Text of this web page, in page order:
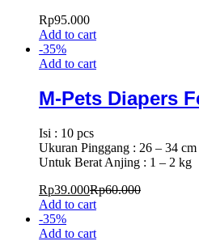
Rp95.000
Add to cart
-35%
Add to cart
M-Pets Diapers
Isi : 10 pcs
Ukuran Pinggang : 26 – 34 cm
Untuk Berat Anjing : 1 – 2 kg
Rp39.000Rp60.000
Add to cart
-35%
Add to cart